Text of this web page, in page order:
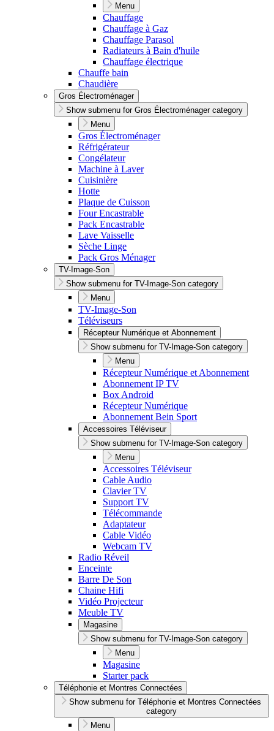
Menu
Chauffage
Chauffage à Gaz
Chauffage Parasol
Radiateurs à Bain d'huile
Chauffage électrique
Chauffe bain
Chaudière
Gros Électroménager
Show submenu for Gros Électroménager category
Menu
Gros Électroménager
Réfrigérateur
Congélateur
Machine à Laver
Cuisinière
Hotte
Plaque de Cuisson
Four Encastrable
Pack Encastrable
Lave Vaisselle
Sèche Linge
Pack Gros Ménager
TV-Image-Son
Show submenu for TV-Image-Son category
Menu
TV-Image-Son
Téléviseurs
Récepteur Numérique et Abonnement
Show submenu for TV-Image-Son category
Menu
Récepteur Numérique et Abonnement
Abonnement IP TV
Box Android
Récepteur Numérique
Abonnement Bein Sport
Accessoires Téléviseur
Show submenu for TV-Image-Son category
Menu
Accessoires Téléviseur
Cable Audio
Clavier TV
Support TV
Télécommande
Adaptateur
Cable Vidéo
Webcam TV
Radio Réveil
Enceinte
Barre De Son
Chaine Hifi
Vidéo Projecteur
Meuble TV
Magasine
Show submenu for TV-Image-Son category
Menu
Magasine
Starter pack
Téléphonie et Montres Connectées
Show submenu for Téléphonie et Montres Connectées
category
Menu